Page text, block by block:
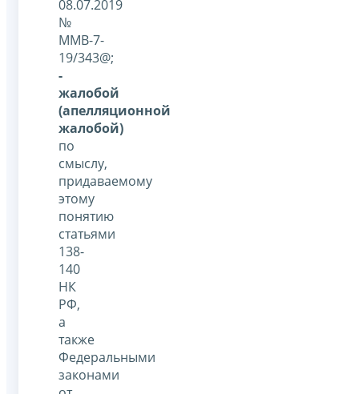
08.07.2019
№
ММВ-7-
19/343@;
-
жалобой
(апелляционной
жалобой)
по
смыслу,
придаваемому
этому
понятию
статьями
138-
140
НК
РФ,
а
также
Федеральными
законами